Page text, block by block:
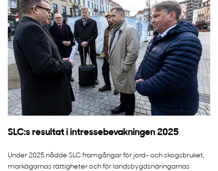
SLC:s resultat i intressebevakningen 2025
Under 2025 nådde SLC framgångar för jord- och skogsbruket,
markägarnas rättigheter och för landsbygdsnäringarnas